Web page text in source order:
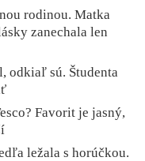
rodinou. Matka
zanechala len
odkiaľ sú. Študenta
Favorit je jasný,
ležala s horúčkou.